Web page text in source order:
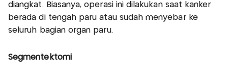
diangkat. Biasanya, operasi ini dilakukan saat kanker
berada di tengah paru atau sudah menyebar ke
seluruh bagian organ paru.
Segmentektomi